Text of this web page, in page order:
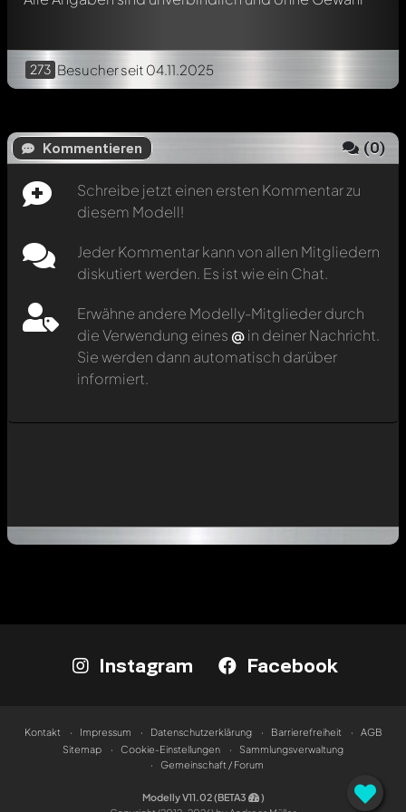
273 Besucherseit 04.11.2025
Kommentieren (0)
Schreibe jetzt einen ersten Kommentar zu
diesem Modell!
Jeder Kommentar kann von allen Mitgliedern
diskutiert werden. Es ist wie ein Chat.
Erwähne andere Modelly-Mitglieder durch
die Verwendung eines @in deiner Nachricht.
Sie werden dann automatisch darüber
informiert.
Instagram Facebook
Kontakt Impressum Datenschutzerklärung Barrierefreiheit
AGB
Sitemap
Cookie-Einstellungen
Sammlungsverwaltung
Gemeinschaft / Forum
Modelly V11.02 (BETA3
)